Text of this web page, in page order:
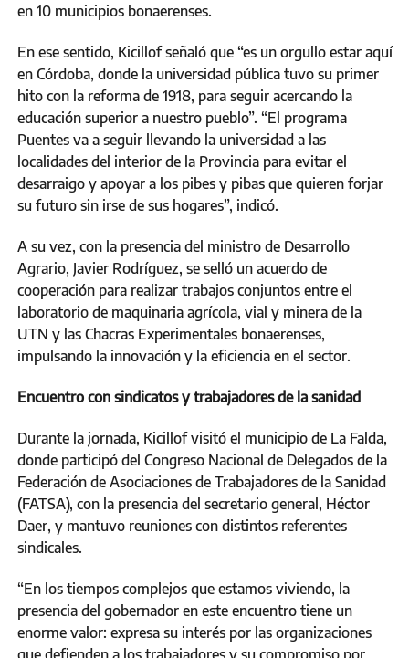
en 10 municipios bonaerenses.
En ese sentido, Kicillof señaló que “es un orgullo estar aquí
en Córdoba, donde la universidad pública tuvo su primer
hito con la reforma de 1918, para seguir acercando la
educación superior a nuestro pueblo”. “El programa
Puentes va a seguir llevando la universidad a las
localidades del interior de la Provincia para evitar el
desarraigo y apoyar a los pibes y pibas que quieren forjar
su futuro sin irse de sus hogares”, indicó.
A su vez, con la presencia del ministro de Desarrollo
Agrario, Javier Rodríguez, se selló un acuerdo de
cooperación para realizar trabajos conjuntos entre el
laboratorio de maquinaria agrícola, vial y minera de la
UTN y las Chacras Experimentales bonaerenses,
impulsando la innovación y la eficiencia en el sector.
Encuentro con sindicatos y trabajadores de la sanidad
Durante la jornada, Kicillof visitó el municipio de La Falda,
donde participó del Congreso Nacional de Delegados de la
Federación de Asociaciones de Trabajadores de la Sanidad
(FATSA), con la presencia del secretario general, Héctor
Daer, y mantuvo reuniones con distintos referentes
sindicales.
“En los tiempos complejos que estamos viviendo, la
presencia del gobernador en este encuentro tiene un
enorme valor: expresa su interés por las organizaciones
que defienden a los trabajadores y su compromiso por